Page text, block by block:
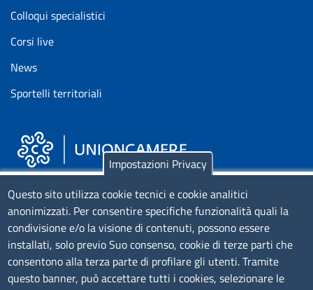
Colloqui specialistici
Corsi live
News
Sportelli territoriali
Piazza Sallustio, 21 - 00187 Roma
EMAIL: info.sni@unioncamere.it
C.F.: 01484460587
P.Iva: 01000211001
Impostazioni Privacy
Questo sito utilizza cookie tecnici e cookie analitici
anonimizzati. Per consentire specifiche funzionalità quali la
condivisione e/o la visione di contenuti, possono essere
installati, solo previo Suo consenso, cookie di terze parti che
consentono alla terza parte di profilare gli utenti. Tramite
questo banner, può accettare tutti i cookies, selezionare le